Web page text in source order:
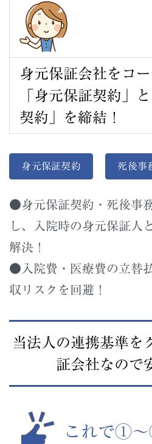
身元保証会社をコ
「身元保証契約」
契約」を締結！
身元保証契約 死後事
●身元保証契約・死後事
し、入院時の身元保証人
解決！
●入院費・医療費の立替
収リスクを回避！
当法人の連携基準を
証会社なので
これで①